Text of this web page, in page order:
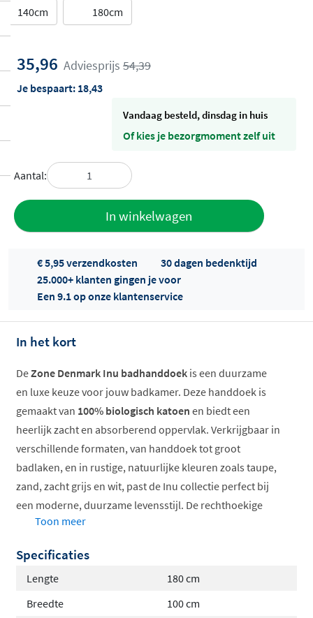
140cm 180cm
35,96 Adviesprijs 54,39
Je bespaart: 18,43
vandaag besteld, dinsdag in huis
Of kies je bezorgmoment zelf uit
Aantal:
In winkelwagen
ophalen...
€ 5,95 verzendkosten
30 dagen bedenktijd
25.000+ klanten gingen je voor
Een 9.1 op onze klantenservice
In het kort
DeZone Denmark Inu badhanddoek is een duurzame
en luxe keuze voor jouw badkamer. Deze handdoek is
gemaakt van 100% biologisch katoen en biedt een
heerlijk zacht en absorberend oppervlak. Verkrijgbaar in
verschillende formaten, van handdoek tot groot
badlaken, en in rustige, natuurlijke kleuren zoals taupe,
zand, zacht grijs en wit, past de Inu collectie perfect bij
een moderne, duurzame levensstijl. De rechthoekige
vorm en strakke afwerking zorgen voor een
100% biologisch katoen
Toon meer
Specificaties
Lengte
180 cm
Breedte
100 cm